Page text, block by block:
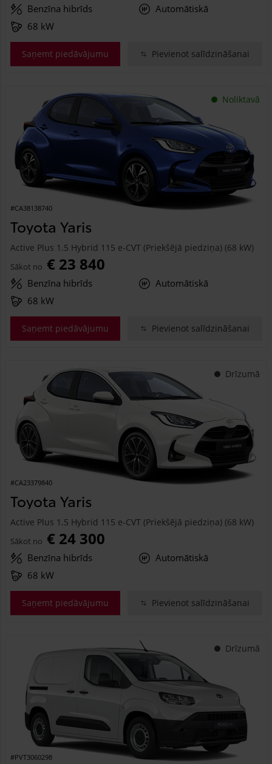
Benzīna hibrīds
Automātiskā
68 kW
Saņemt piedāvājumu Pievienot salīdzināšanai
Noliktavā
#CA38138740
Toyota Yaris
Active Plus 1.5 Hybrid 115 e-CVT (Priekšējā piedziņa) (68 kW)
Sākot no € 23 840
Benzīna hibrīds
Automātiskā
68 kW
Saņemt piedāvājumu Pievienot salīdzināšanai
Drīzumā
#CA23379840
Toyota Yaris
Active Plus 1.5 Hybrid 115 e-CVT (Priekšējā piedziņa) (68 kW)
Sākot no € 24 300
Benzīna hibrīds
Automātiskā
68 kW
Saņemt piedāvājumu Pievienot salīdzināšanai
Drīzumā
#PVT3060298